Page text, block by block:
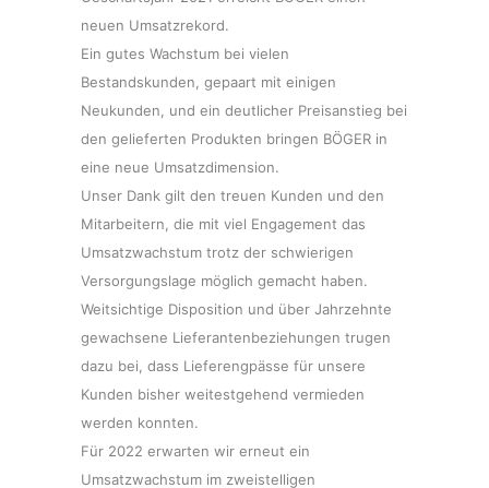
neuen Umsatzrekord.
Ein gutes Wachstum bei vielen
Bestandskunden, gepaart mit einigen
Neukunden, und ein deutlicher Preisanstieg bei
den gelieferten Produkten bringen BÖGER in
eine neue Umsatzdimension.
Unser Dank gilt den treuen Kunden und den
Mitarbeitern, die mit viel Engagement das
Umsatzwachstum trotz der schwierigen
Versorgungslage möglich gemacht haben.
Weitsichtige Disposition und über Jahrzehnte
gewachsene Lieferantenbeziehungen trugen
dazu bei, dass Lieferengpässe für unsere
Kunden bisher weitestgehend vermieden
werden konnten.
Für 2022 erwarten wir erneut ein
Umsatzwachstum im zweistelligen